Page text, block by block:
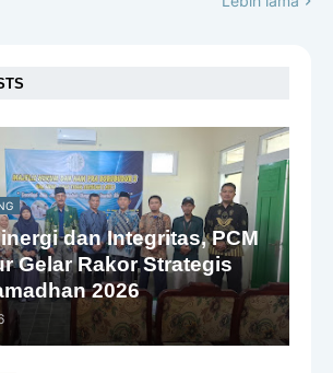
dan Integritas, PCM
Gelar Rakor Strategis
2026